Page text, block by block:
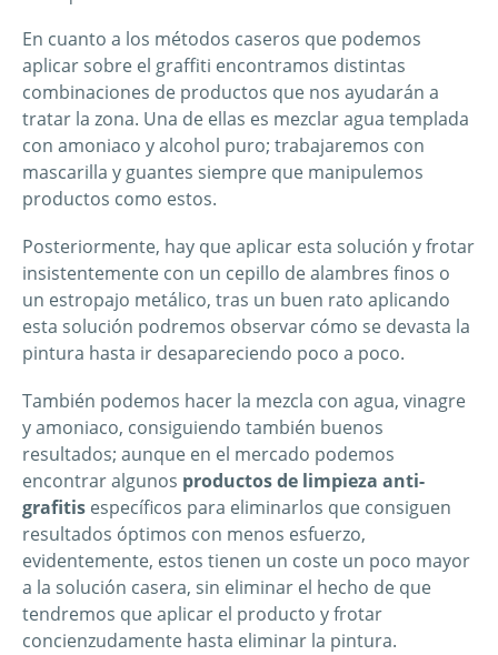
En cuanto a los métodos caseros que podemos
aplicar sobre el graffiti encontramos distintas
combinaciones de productos que nos ayudarán a
tratar la zona. Una de ellas es mezclar agua templada
con amoniaco y alcohol puro; trabajaremos con
mascarilla y guantes siempre que manipulemos
productos como estos.
Posteriormente, hay que aplicar esta solución y frotar
insistentemente con un cepillo de alambres finos o
un estropajo metálico, tras un buen rato aplicando
esta solución podremos observar cómo se devasta la
pintura hasta ir desapareciendo poco a poco.
También podemos hacer la mezcla con agua, vinagre
y amoniaco, consiguiendo también buenos
resultados; aunque en el mercado podemos
encontrar algunos productos de limpieza anti-
grafitis específicos para eliminarlos que consiguen
resultados óptimos con menos esfuerzo,
evidentemente, estos tienen un coste un poco mayor
a la solución casera, sin eliminar el hecho de que
tendremos que aplicar el producto y frotar
concienzudamente hasta eliminar la pintura.